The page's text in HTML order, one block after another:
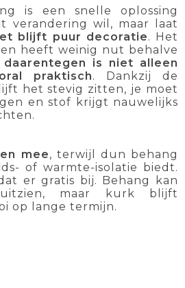
is een snelle oplossing
verandering wil, maar laat
blijft puur decoratie. Het
heeft weinig nut behalve
daarentegen
is niet alleen
praktisch. Dankzij de
het stevig zitten, je moet
en stof krijgt nauwelijks
mee, terwijl dun behang
of warmte-isolatie biedt.
er gratis bij. Behang kan
maar kurk blijft
op lange termijn.